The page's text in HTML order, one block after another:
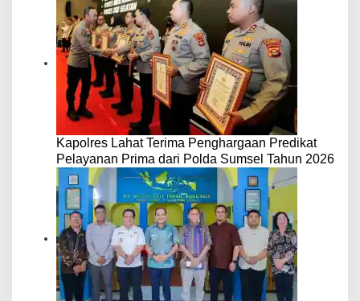
Kapolres Lahat Terima Penghargaan Predikat
Pelayanan Prima dari Polda Sumsel Tahun 2026